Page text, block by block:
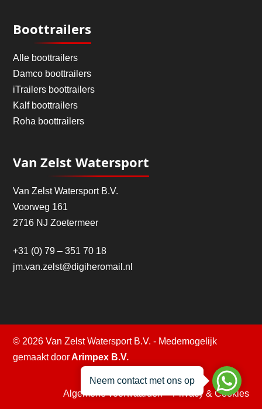
Boottrailers
Alle boottrailers
Damco boottrailers
iTrailers boottrailers
Kalf boottrailers
Roha boottrailers
Van Zelst Watersport
Van Zelst Watersport B.V.
Voorweg 161
2716 NJ Zoetermeer
+31 (0) 79 – 351 70 18
jm.van.zelst@digiheromail.nl
© 2026 Van Zelst Watersport B.V. - Medemogelijk
gemaakt doorArimpex B.V.
Algemene voorwaarden–Privacy & Cookies
Neem contact met ons op